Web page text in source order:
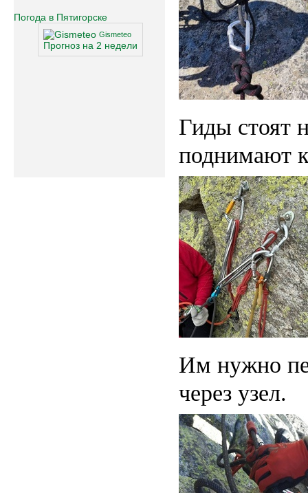
Погода в Пятигорске
Gismeteo
Прогноз на 2 недели
Гиды стоят
поднимают
Им нужно
через узел.